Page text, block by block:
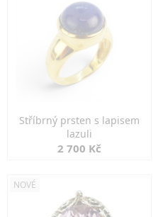
Stříbrný prsten s lapisem
lazuli
2 700 Kč
NOVÉ